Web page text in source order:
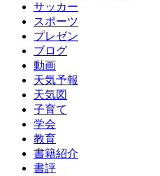
サッカー
スポーツ
プレゼン
ブログ
動画
天気予報
天気図
子育て
学会
教育
書籍紹介
書評